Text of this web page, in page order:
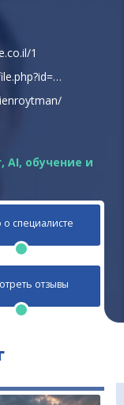
1
https://www.facebook.com/profile.php?id=61574889278295
AI, обучение и
специалисте
отзывы